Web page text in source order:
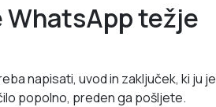
WhatsApp težje
napisati, uvod in zaključek, ki ju je
popolno, preden ga pošljete.